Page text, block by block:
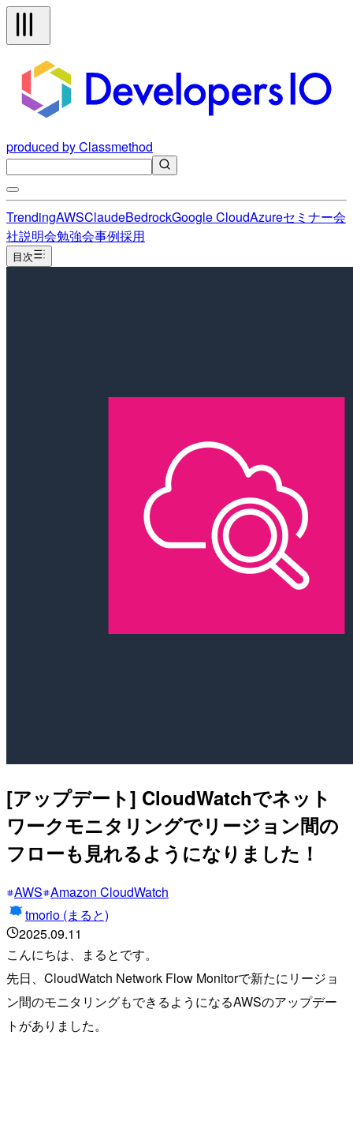
produced by Classmethod
TrendingAWSClaudeBedrockGoogle CloudAzureセミナー会
社説明会勉強会事例採用
目次
[アップデート] CloudWatchでネット
ワークモニタリングでリージョン間の
フローも見れるようになりました！
AWS Amazon CloudWatch
tmorio (まると)
2025.09.11
こんにちは、まるとです。
先日、CloudWatch Network Flow Monitorで新たにリージョ
ン間のモニタリングもできるようになるAWSのアップデー
トがありました。